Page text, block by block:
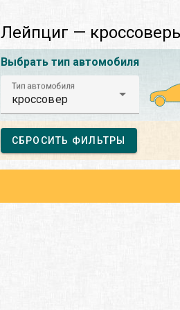
Лейпциг —
Выбрать тип автомобиля
Тип автомобиля
кроссовер
СБРОСИТЬ ФИЛЬТРЫ